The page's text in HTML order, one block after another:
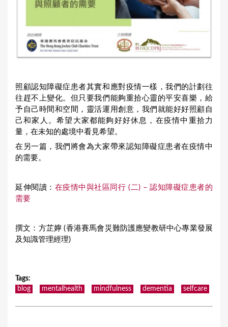
照顧認知障礙症患者其實和應對疫情一樣，我們的計劃往
往趕不上變化。但只要我們能夠重拾心靈的平安喜樂，給
予自己時間和空間，靈活運用創意，我們就能好好照顧自
己和家人。希望大家都能夠好好休息，在疫情中重拾力
量，在未知的處境中看見希望。
在另一篇，我們將會為大家帶來認知障礙症患者在疫情中
的需要。
延伸閱讀： 在疫情中與社區同行 (二) – 認知障礙症患者的
需要
撰文：方芷嬣 (香港賽馬會災難防護應變教研中心專業發展
及知識管理經理)
Tags:
blog
mentalhealth mindfulness dementia selfcare